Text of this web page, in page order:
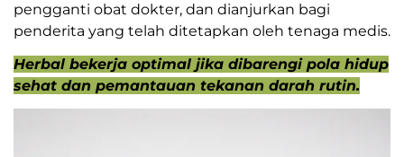
pengganti obat dokter, dan dianjurkan bagi
penderita yang telah ditetapkan oleh tenaga medis.
Herbal bekerja optimal jika dibarengi pola hidup
sehat dan pemantauan tekanan darah rutin.